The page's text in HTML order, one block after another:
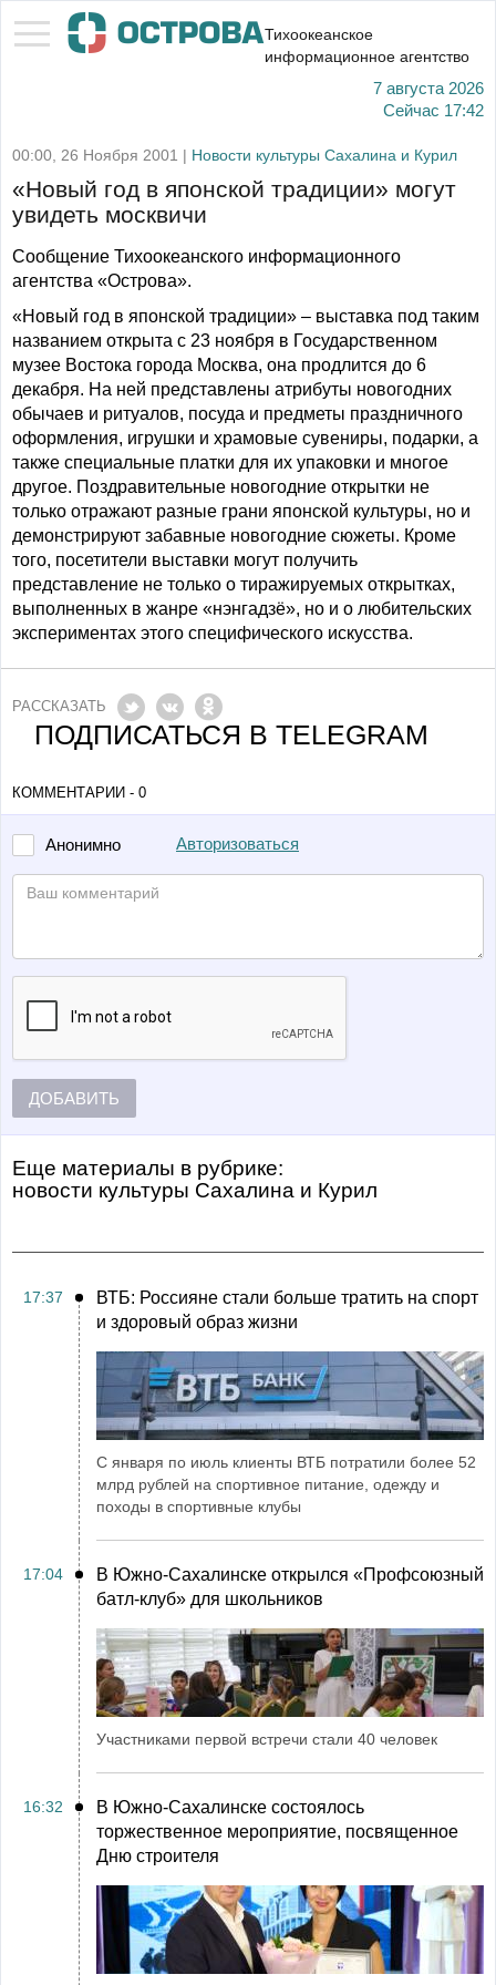
Тихоокеанское
информационное агентство
7 августа 2026
Сейчас 17:42
00:00, 26 Ноября 2001 | Новости культуры Сахалина и Курил
«Новый год в японской традиции» могут
увидеть москвичи
Сообщение Тихоокеанского информационного
агентства «Острова».
«Новый год в японской традиции» – выставка под таким
названием открыта с 23 ноября в Государственном
музее Востока города Москва, она продлится до 6
декабря. На ней представлены атрибуты новогодних
обычаев и ритуалов, посуда и предметы праздничного
оформления, игрушки и храмовые сувениры, подарки, а
также специальные платки для их упаковки и многое
другое. Поздравительные новогодние открытки не
только отражают разные грани японской культуры, но и
демонстрируют забавные новогодние сюжеты. Кроме
того, посетители выставки могут получить
представление не только о тиражируемых открытках,
выполненных в жанре «нэнгадзё», но и о любительских
экспериментах этого специфического искусства.
РАССКАЗАТЬ
ПОДПИСАТЬСЯ В TELEGRAM
КОММЕНТАРИИ - 0
Анонимно Авторизоваться
ДОБАВИТЬ
Еще материалы в рубрике:
Новости культуры Сахалина и Курил
17:37
ВТБ: Россияне стали больше тратить на спорт
и здоровый образ жизни
С января по июль клиенты ВТБ потратили более 52
млрд рублей на спортивное питание, одежду и
походы в спортивные клубы
17:04
В Южно-Сахалинске открылся «Профсоюзный
батл-клуб» для школьников
Участниками первой встречи стали 40 человек
16:32
В Южно-Сахалинске состоялось
торжественное мероприятие, посвященное
Дню строителя